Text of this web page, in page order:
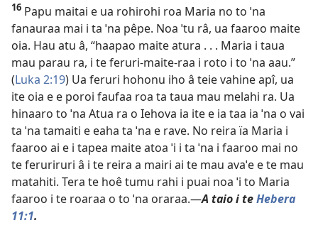
16 Papu maitai e ua rohirohi roa Maria no to ˈna
fanauraa mai i ta ˈna pêpe. Noa ˈtu râ, ua faaroo maite
oia. Hau atu â, “haapao maite atura . . . Maria i taua
mau parau ra, i te feruri-maite-raa i roto i to ˈna aau.”
(Luka 2:19) Ua feruri hohonu iho â teie vahine apî, ua
ite oia e e poroi faufaa roa ta taua mau melahi ra. Ua
hinaaro to ˈna Atua ra o Iehova ia ite e ia taa ia ˈna o vai
ta ˈna tamaiti e eaha ta ˈna e rave. No reira ïa Maria i
faaroo ai e i tapea maite atoa ˈi i ta ˈna i faaroo mai no
te feruriruri â i te reira a mairi ai te mau avaˈe e te mau
matahiti. Tera te hoê tumu rahi i puai noa ˈi to Maria
faaroo i te roaraa o to ˈna oraraa.—A taio i teHebera
11:1.